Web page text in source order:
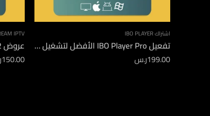
اشتراك IBO PLAYER
تفعيل IBO Player Pro الأفضل لتشغيل اشتراكات IPTV
199.00ر.س
IPTV
عروض 12 شهور XSTREAM
150.00